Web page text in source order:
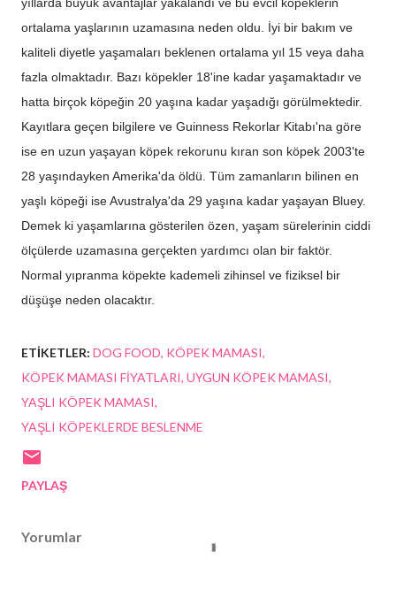
ortalama yaşlarının uzamasına neden oldu. İyi bir bakım ve
kaliteli diyetle yaşamaları beklenen ortalama yıl 15 veya daha
fazla olmaktadır. Bazı köpekler 18'ine kadar yaşamaktadır ve
hatta birçok köpeğin 20 yaşına kadar yaşadığı görülmektedir.
Kayıtlara geçen bilgilere ve Guinness Rekorlar Kitabı'na göre
ise en uzun yaşayan köpek rekorunu kıran son köpek 2003'te
28 yaşındayken Amerika'da öldü. Tüm zamanların bilinen en
yaşlı köpeği ise Avustralya'da 29 yaşına kadar yaşayan Bluey.
Demek ki yaşamlarına gösterilen özen, yaşam sürelerinin ciddi
ölçülerde uzamasına gerçekten yardımcı olan bir faktör.
Normal yıpranma köpekte kademeli zihinsel ve fiziksel bir
düşüşe neden olacaktır.
ETIKETLER: DOG FOOD KÖPEK MAMASI
KÖPEK MAMASI FIYATLARI UYGUN KÖPEK MAMASI
YAŞLI KÖPEK MAMASI
YAŞLI KÖPEKLERDE BESLENME
PAYLAŞ
Yorumlar